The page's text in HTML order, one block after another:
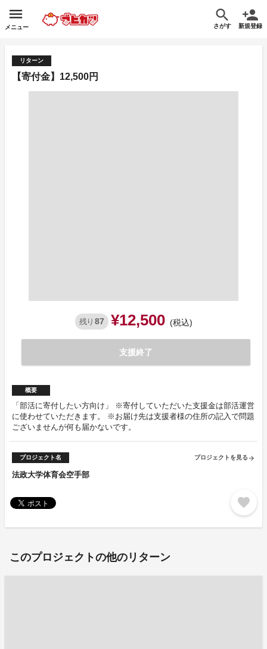
メニュー さがす 新規登録
リターン
【寄付金】12,500円
残り 87 ¥12,500 (税込)
支援終了
概要
「部活に寄付したい方向け」 ※寄付していただいた支援金は部活運営
に使わせていただきます。 ※お届け先は支援者様の住所の記入で問題
ございませんが何も届かないです。
プロジェクト名 プロジェクトを見る arrow_forward
法政大学体育会空手部
favorite
このプロジェクトの他のリターン